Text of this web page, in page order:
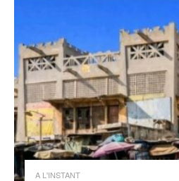
A L'INSTANT